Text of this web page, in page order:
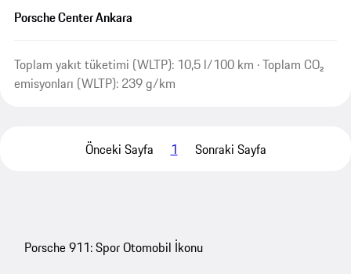
Porsche Center Ankara
Toplam yakıt tüketimi (WLTP): 10,5 l/100 km · Toplam CO₂
emisyonları (WLTP): 239 g/km
Önceki Sayfa 1 Sonraki Sayfa
Porsche 911: Spor Otomobil İkonu